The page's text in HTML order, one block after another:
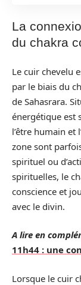
La
du chakra
Le cuir chevelu
par le biais du
de Sahasrara.
énergétique est
l’être humain et
zone sont
spirituel ou
spirituelles, le
conscience et
avec le divin.
A lire en
11h44 : une
Lorsque le cuir